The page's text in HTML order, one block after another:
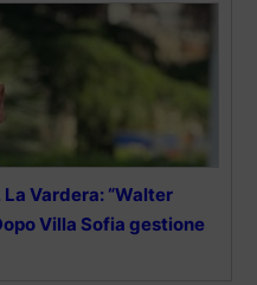
Vardera: “Walter
Villa Sofia gestione